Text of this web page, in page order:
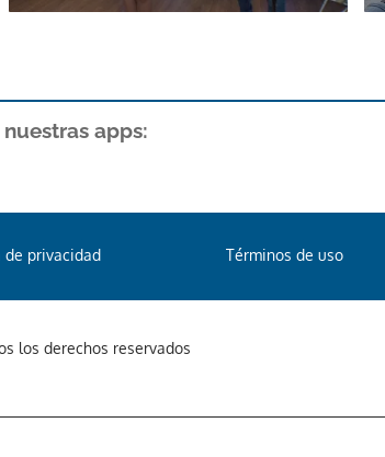
apps:
de privacidad Términos de uso
los derechos reservados